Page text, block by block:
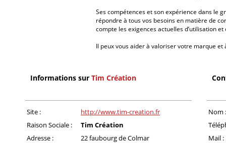
Ses compétences et son expérience dans le
répondre à tous vos besoins en matière de
compte les exigences actuelles d’utilisation et
Il peux vous aider à valoriser votre marque
Informations sur Tim Création
Site :
http://www.tim-creation.fr
Raison Sociale :
Tim Création
Adresse :
22 faubourg de Colmar
Nom :
Mail :